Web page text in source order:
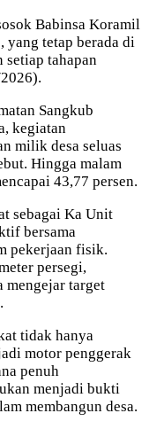
Babinsa Koramil
yang tetap berada di
setiap tahapan
Sangkub
kegiatan
milik desa seluas
Hingga malam
43,77 persen.
sebagai Ka Unit
bersama
pekerjaan fisik.
persegi,
mengejar target
tidak hanya
motor penggerak
penuh
menjadi bukti
membangun desa.